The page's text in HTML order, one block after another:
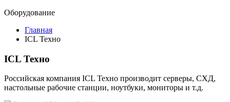
Оборудование
Главная
ICL Техно
ICL Техно
Российская компания ICL Техно производит серверы, СХД,
настольные рабочие станции, ноутбуки, мониторы и т.д.